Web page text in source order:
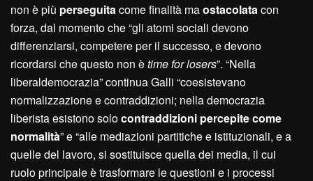
non è più perseguitacome finalità maostacolatacon
forza, dal momento che “gli atomi sociali devono
differenziarsi, competere per il successo, e devono
ricordarsi che questo non ètime for losers”. “Nella
liberaldemocrazia” continua Galli “coesistevano
normalizzazione e contraddizioni; nella democrazia
liberista esistono solocontraddizioni percepite come
normalità” e “alle mediazioni partitiche e istituzionali, e a
quelle del lavoro, si sostituisce quella dei media, il cui
ruolo principale è trasformare le questioni e i processi